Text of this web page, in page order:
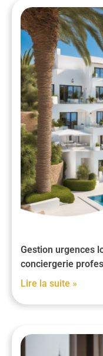
Gestion urgences
conciergerie
Lire la suite »